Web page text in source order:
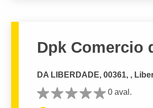
Dpk Comercio
DA LIBERDADE, 00361, ,
0 aval.